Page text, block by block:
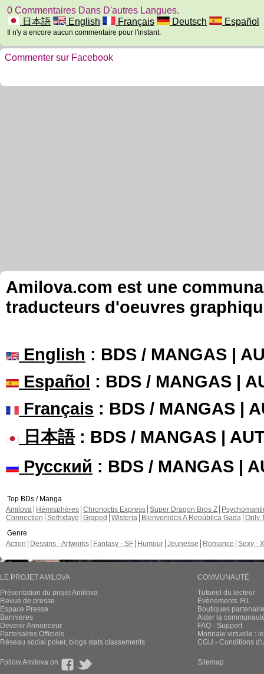
0 Commentaires Dans D'autres Langues.
日本語
English Français Deutsch Español
Il n'y a encore aucun commentaire pour l'instant.
Commenter sur Facebook
Amilova.com est une
traducteurs d'oeuvres
English : BDS / MANGAS |
Español : BDS / MANGAS |
Français : BDS / MANGAS |
日本語: BDS / MANGAS |
Русский : BDS / MANGAS |
Top BDs / Manga
Amilova
Hémisphères Chronoctis Express Super Dragon Bros Z
Connection Sethxfaye Graped Wisteria Bienvenidos A República Gada Only
Genre
Action
Dessins - Artworks Fantasy - SF Humour Jeunesse Romance Sexy -
LE PROJET AMILOVA
Présentation du projet Amilova
Revue de presse
Espace Presse
Bannières
Devenir Annonceur
Partenaires Officiels
Réseau social poker, blogs stats classements
COMMUNAUTÉ
Tutoriel du lecteur
Évènements IRL
Boutiques
Aider la
FAQ - Support
Monnaie virtuelle :
CGU - Conditions
Follow Amilova on Sitemap